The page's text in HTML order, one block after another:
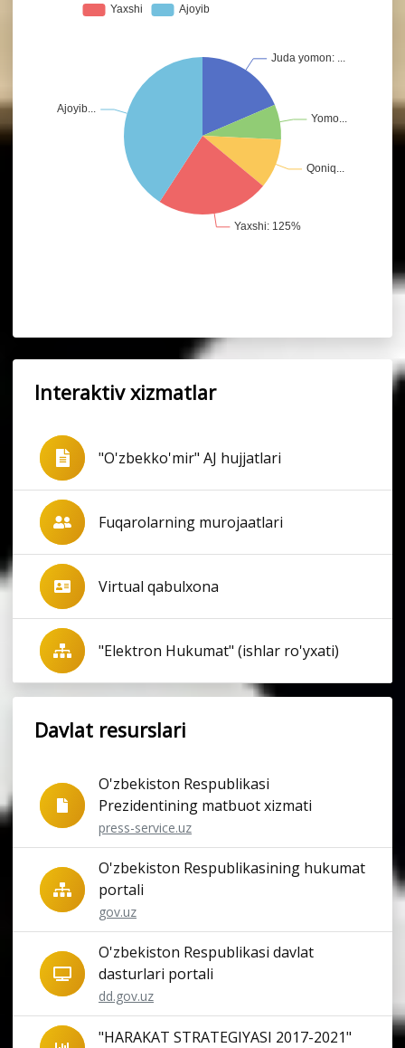
Interaktiv xizmatlar
"O'zbekko'mir" AJ hujjatlari
Fuqarolarning murojaatlari
Virtual qabulxona
"Elektron Hukumat" (ishlar ro'yxati)
Davlat resurslari
O'zbekiston Respublikasi
Prezidentining matbuot xizmati
press-service.uz
O'zbekiston Respublikasining hukumat
portali
gov.uz
O'zbekiston Respublikasi davlat
dasturlari portali
dd.gov.uz
"HARAKAT STRATEGIYASI 2017-2021"